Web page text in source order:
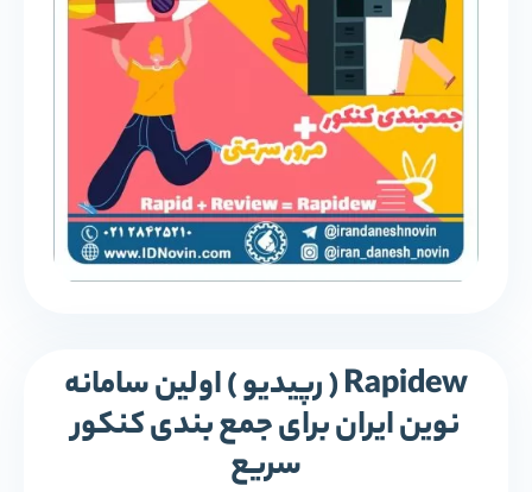
Rapidew ( رپیدیو ) اولین سامانه
نوین ایران برای جمع بندی کنکور
سریع